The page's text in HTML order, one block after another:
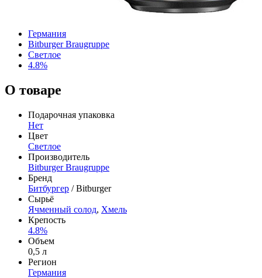
Германия
Bitburger Braugruppe
Светлое
4.8%
О товаре
Подарочная упаковка
Нет
Цвет
Светлое
Производитель
Bitburger Braugruppe
Бренд
Битбургер / Bitburger
Сырьё
Ячменный солод, Хмель
Крепость
4.8%
Объем
0,5 л
Регион
Германия